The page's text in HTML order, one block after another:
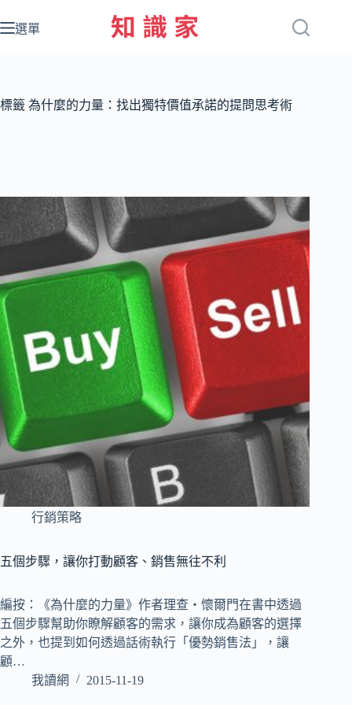
至
容
選單
標籤 為什麼的力量：找出獨特價值承諾的提問思考術
行銷策略
五個步驟，讓你打動顧客、銷售無往不利
編按：《為什麼的力量》作者理查‧懷爾門在書中透過
五個步驟幫助你瞭解顧客的需求，讓你成為顧客的選擇
之外，也提到如何透過話術執行「優勢銷售法」，讓
顧…
我讀網
2015-11-19